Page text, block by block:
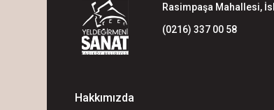
Rasimpaşa Mahallesi,
(0216) 337 00 58
Hakkımızda